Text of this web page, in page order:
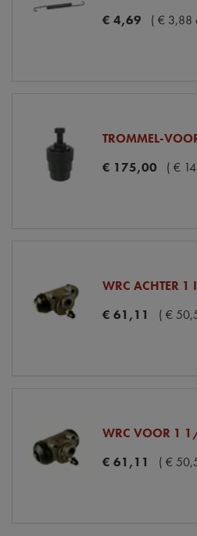
€ 4,69 ( € 3,88
TROMMEL-
€ 175,00 ( €
WRC ACHTER 1
€ 61 ,11 ( € 50,
WRC VOOR 1
€ 61 ,11 ( € 50,